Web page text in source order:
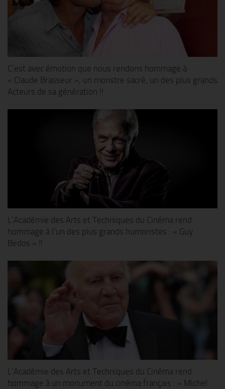
C’est avec émotion que nous rendons hommage à
« Claude Brasseur », un monstre sacré, un des plus grands
Acteurs de sa génération !!
L’Académie des Arts et Techniques du Cinéma rend
hommage à l’un des plus grands humoristes : « Guy
Bedos » !!
L’Académie des Arts et Techniques du Cinéma rend
hommage à un monument du cinéma français : « Michel